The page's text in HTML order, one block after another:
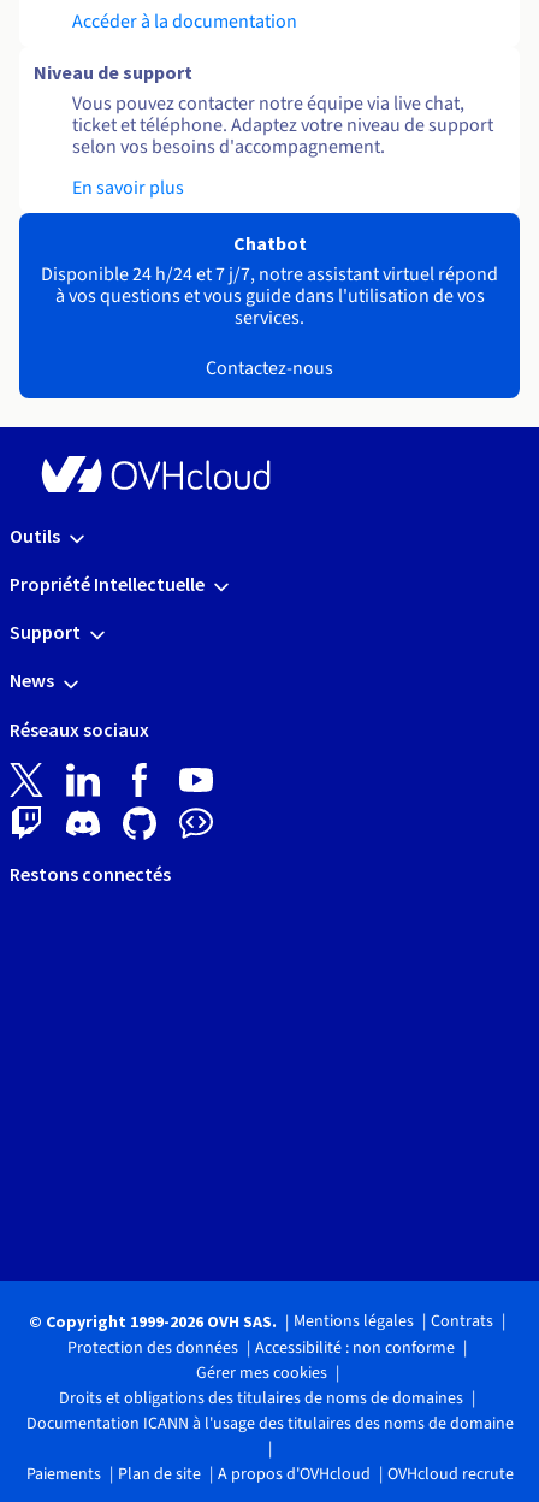
Accéder à la documentation
Niveau de support
Vous pouvez contacter notre équipe via live chat,
ticket et téléphone. Adaptez votre niveau de support
selon vos besoins d'accompagnement.
En savoir plus
Chatbot
Disponible 24 h/24 et 7 j/7, notre assistant virtuel répond
à vos questions et vous guide dans l'utilisation de vos
services.
Contactez-nous
Outils
Propriété Intellectuelle
Support
News
Réseaux sociaux
Restons connectés
© Copyright 1999-2026 OVH SAS. Mentions légales
Contrats
Protection des données
Accessibilité : non conforme
Gérer mes cookies
Droits et obligations des titulaires de noms de domaines
Documentation ICANN à l'usage des titulaires des noms de domaine
Paiements Plan de site A propos d'OVHcloud OVHcloud recrute